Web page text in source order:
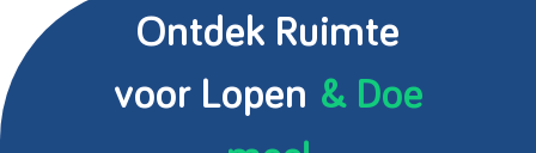
Ontdek Ruimte
voor Lopen & Doe